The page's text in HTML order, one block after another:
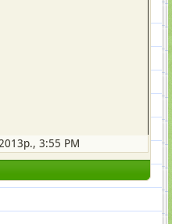
3:55 PM